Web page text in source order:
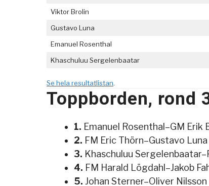
Viktor Brolin
Gustavo Luna
Emanuel Rosenthal
Khaschuluu Sergelenbaatar
Se hela resultatlistan.
Toppborden, rond
1. Emanuel Rosenthal–GM Erik
2. FM Eric Thörn–Gustavo Luna
3. Khaschuluu
4. FM Harald Lögdahl–Jakob
5. Johan Sterner–Oliver Nilsson